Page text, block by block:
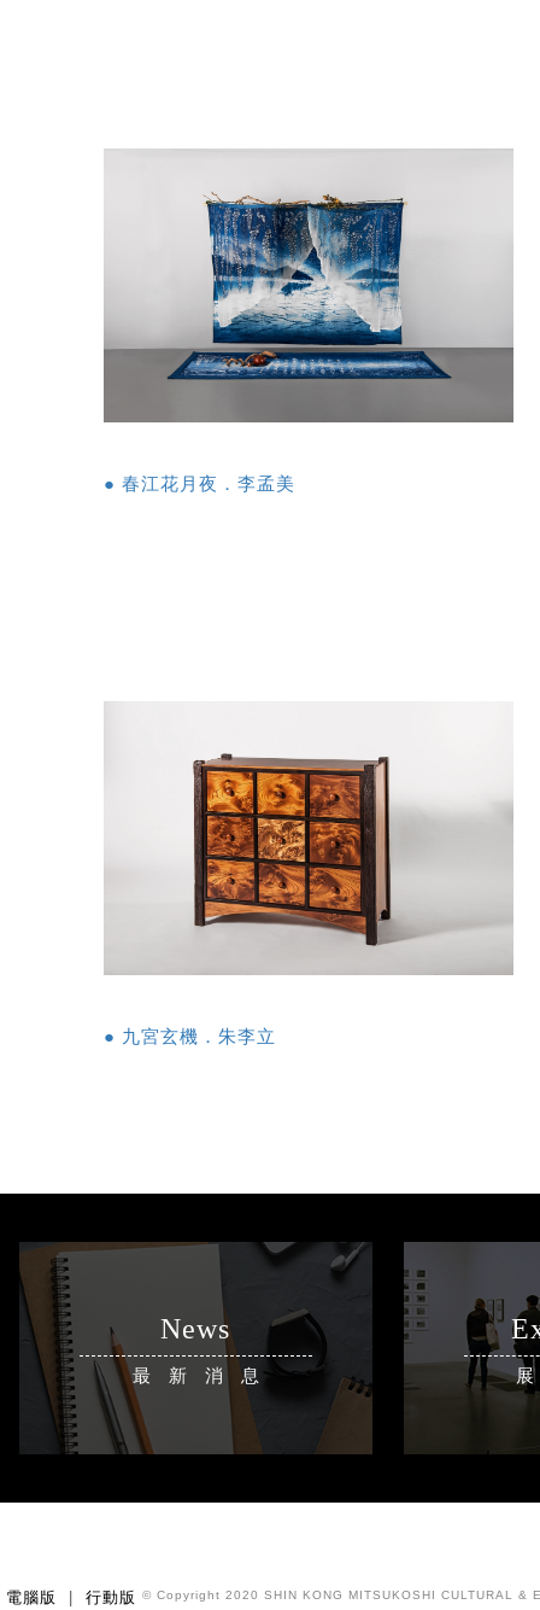
● 春江花月夜．李孟美
● 九宮玄機．朱李立
News
最新消息
電腦版 行動版 © Copyright 2020 SHIN KONG MITSUKOSHI CULTURAL &